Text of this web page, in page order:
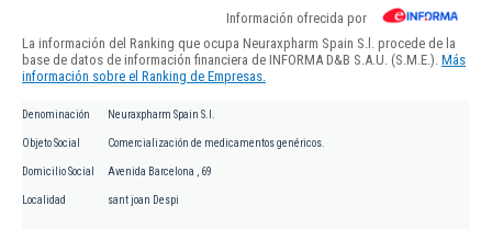
Información ofrecida por
La información del Ranking que ocupa Neuraxpharm Spain S.l. procede de la
base de datos de información financiera de INFORMA D&B S.A.U. (S.M.E.). Más
información sobre el Ranking de Empresas.
Denominación Neuraxpharm Spain S.l.
Objeto Social Comercialización de medicamentos genéricos.
Domicilio Social Avenida Barcelona , 69
Localidad sant joan Despi